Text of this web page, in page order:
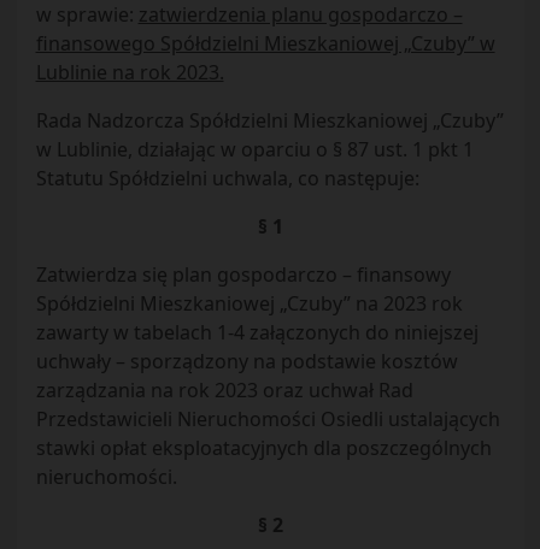
w sprawie: zatwierdzenia planu gospodarczo –
finansowego Spółdzielni Mieszkaniowej „Czuby” w
Lublinie na rok 2023.
Rada Nadzorcza Spółdzielni Mieszkaniowej „Czuby”
w Lublinie, działając w oparciu o § 87 ust. 1 pkt 1
Statutu Spółdzielni uchwala, co następuje:
§ 1
Zatwierdza się plan gospodarczo – finansowy
Spółdzielni Mieszkaniowej „Czuby” na 2023 rok
zawarty w tabelach 1-4 załączonych do niniejszej
uchwały – sporządzony na podstawie kosztów
zarządzania na rok 2023 oraz uchwał Rad
Przedstawicieli Nieruchomości Osiedli ustalających
stawki opłat eksploatacyjnych dla poszczególnych
nieruchomości.
§ 2